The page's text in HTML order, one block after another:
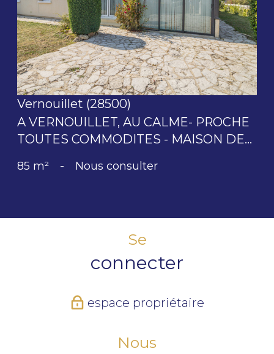
voir le bien
Vernouillet (28500)
A VERNOUILLET, AU CALME- PROCHE
TOUTES COMMODITES - MAISON DE...
85 m² - Nous consulter
Se
connecter
espace propriétaire
Nous